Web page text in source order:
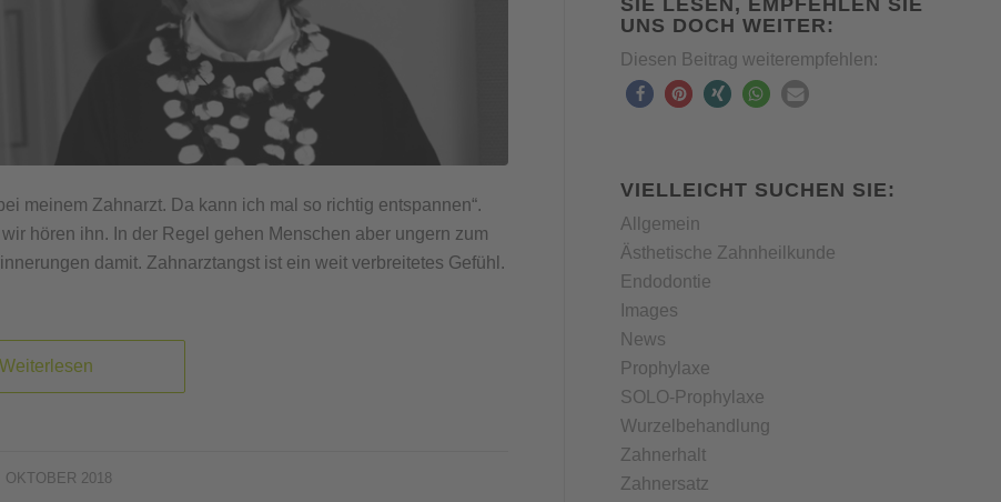
meinem Zahnarzt. Da kann ich mal so richtig entspannen“.
hören ihn. In der Regel gehen Menschen aber ungern zum
damit. Zahnarztangst ist ein weit verbreitetes Gefühl.
Weiterlesen
OKTOBER 2018
SIE LESEN, EMPFEHLEN SIE
UNS DOCH WEITER:
Diesen Beitrag weiterempfehlen:
VIELLEICHT SUCHEN SIE:
Allgemein
Ästhetische Zahnheilkunde
Endodontie
Images
News
Prophylaxe
SOLO-Prophylaxe
Wurzelbehandlung
Zahnerhalt
Zahnersatz